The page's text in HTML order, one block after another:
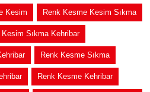
Kesim Renk Kesme Kesim Sıkma
Sıkma Kehribar
Renk Kesme Sıkma
Renk Kesme Kehribar